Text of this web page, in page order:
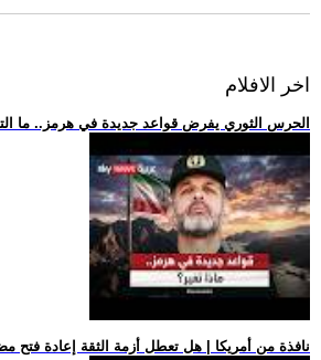
اخر الافلام
.. الحرس الثوري يفرض قواعد جديدة في هرمز.. ما
.. نافذة من أمريكا | هل تعطل أزمة الثقة إعادة فتح